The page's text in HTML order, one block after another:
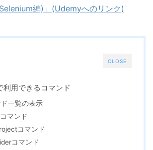
編)」(Udemyへのリンク)
CLOSE
利用できるコマンド
ド一覧の表示
マンド
コマンド
コマンド